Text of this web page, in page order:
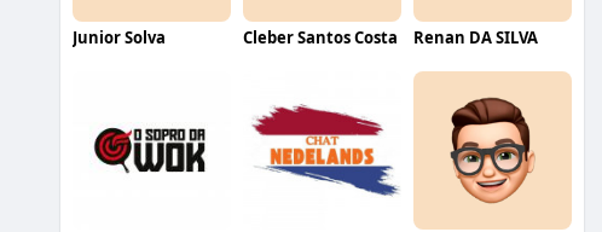
Junior Solva Cleber Santos Costa Renan DA SILVA